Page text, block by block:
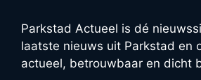
Parkstad Actueel is dé
laatste nieuws uit Parkstad en
actueel, betrouwbaar en dicht